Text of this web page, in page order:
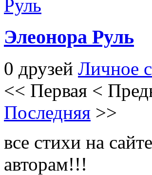
Элеонора Руль
0 друзей Личное
<< Первая <
Последняя >>
все стихи на
авторам!!!